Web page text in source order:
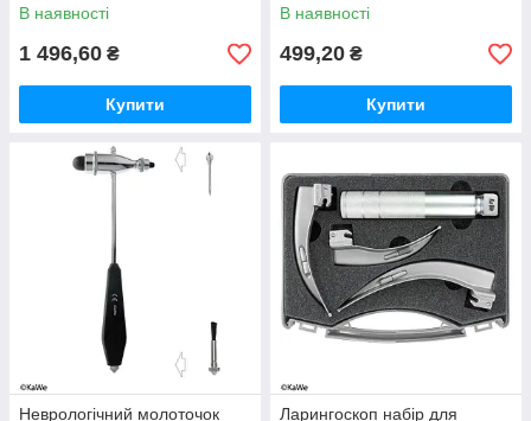
В наявності
1 496,60 ₴
Купити
В наявності
499,20 ₴
Купити
Неврологічний молоточок
Ларингоскоп набір для